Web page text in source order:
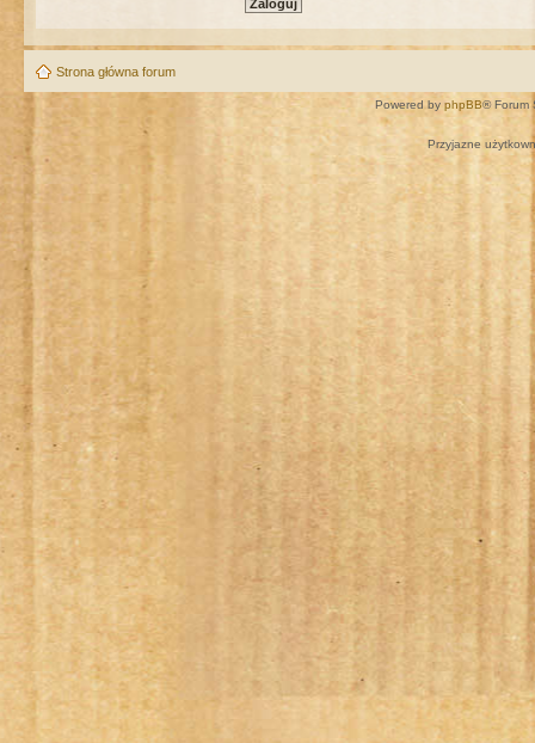
Strona główna forum
Powered by phpBB® Forum
Przyjazne